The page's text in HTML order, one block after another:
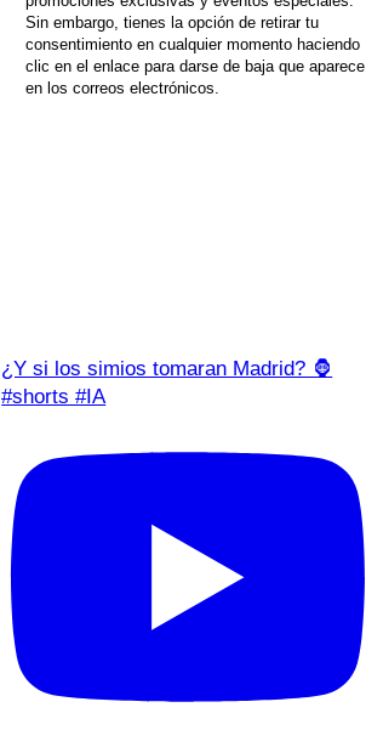
Sin embargo, tienes la opción de retirar tu
consentimiento en cualquier momento haciendo
clic en el enlace para darse de baja que aparece
en los correos electrónicos.
¿Y si los simios tomaran Madrid? 🦍
#shorts #IA